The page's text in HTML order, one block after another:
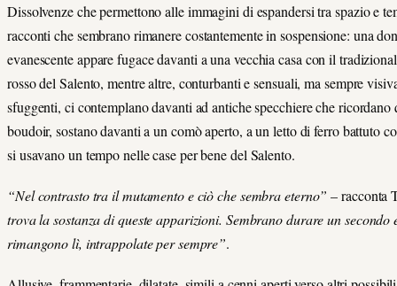
Dissolvenze che permettono alle immagini di espandersi tra spazio e
racconti che sembrano rimanere costantemente in sospensione: una
evanescente appare fugace davanti a una vecchia casa con il
rosso del Salento, mentre altre, conturbanti e sensuali, ma sempre
sfuggenti, ci contemplano davanti ad antiche specchiere che ricordano
boudoir, sostano davanti a un comò aperto, a un letto di ferro battuto
si usavano un tempo nelle case per bene del Salento.
“Nel contrasto tra il mutamento e ciò che sembra eterno” – racconta
trova la sostanza di queste apparizioni. Sembrano durare un secondo
rimangono lì, intrappolate per sempre”.